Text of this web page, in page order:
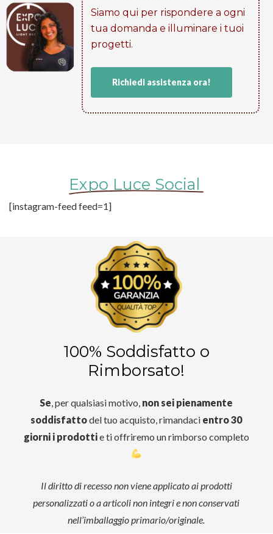
Siamo qui per rispondere a ogni
tua domanda e illuminare i tuoi
progetti​.
Richiedi assistenza ora!
Expo Luce Social
[instagram-feed feed=1]
100% Soddisfatto o
Rimborsato!
Se , per qualsiasi motivo, non sei pienamente
soddisfattodel tuo acquisto, rimandaci entro 30
giorni i prodottie ti offriremo un rimborso completo
Il diritto di recesso non viene applicato ai prodotti
personalizzati o a articoli non integri e non conservati
nell’imballaggio primario/originale.